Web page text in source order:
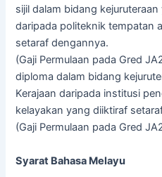
sijil dalam bidang
daripada politeknik tempatan
setaraf dengannya.
(Gaji Permulaan pada Gred
diploma dalam bidang
Kerajaan daripada institusi
kelayakan yang diiktiraf
(Gaji Permulaan pada Gred
Syarat Bahasa Melayu